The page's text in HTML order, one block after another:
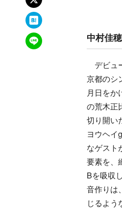
はてなブックマーク
LINEで送る
中村佳
デビュ
京都のシ
月日をか
の荒木正
切り開い
ヨウヘイ
なゲスト
要素を、
Bを吸収
音作りは
じるよう